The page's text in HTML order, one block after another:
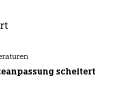
scheitert